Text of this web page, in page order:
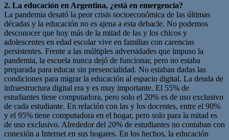
2. La educación en Argentina, ¿está en emergencia?
La pandemia desató la peor crisis socioeconómica de las últimas
décadas y la educación no es ajena a esta debacle. No podemos
desconocer que hoy más de la mitad de las y los chicos y
adolescentes en edad escolar vive en familias con carencias
persistentes. Frente a las múltiples adversidades que impuso la
pandemia, la escuela nunca dejó de funcionar, pero no estaba
preparada para educar sin presencialidad. No estaban dadas las
condiciones para migrar la educación al espacio digital. La deuda de
infraestructura digital era y es muy importante. El 55% de
estudiantes tiene computadora, pero solo el 20% es de uso exclusivo
de cada estudiante. En relación con las y los docentes, entre el 90%
y el 95% tiene computadora en el hogar, pero solo para la mitad es
de uso exclusivo. Alrededor del 20% de estudiantes no contaban con
conexión a Internet en sus hogares. En los hechos, la educación